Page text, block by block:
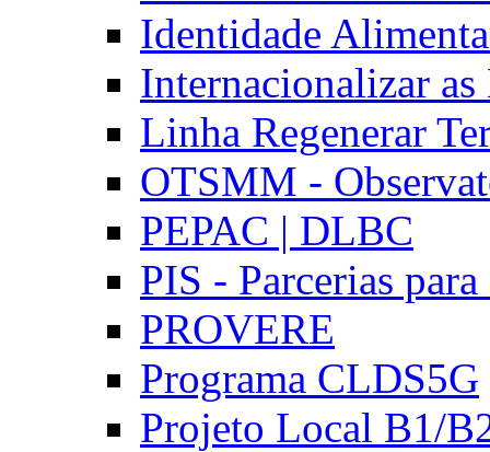
Identidade
Internacionalizar
Linha Regenerar
OTSMM -
PEPAC | DLBC
PIS - Parcerias
PROVERE
Programa CLDS5G
Projeto Local B1/